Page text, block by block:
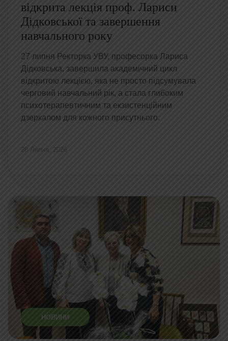
відкрита лекція проф. Лариси
Дідковської та завершення
навчального року
27 липня Ректорка УВУ, професорка Лариса
Дідковська, завершила академічний цикл
відкритою лекцією, яка не просто підсумувала
черговий навчальний рік, а стала глибоким
психотерапевтичним та екзистенційним
дзеркалом для кожного присутнього.
28 Липня, 2026
НОВИНИ